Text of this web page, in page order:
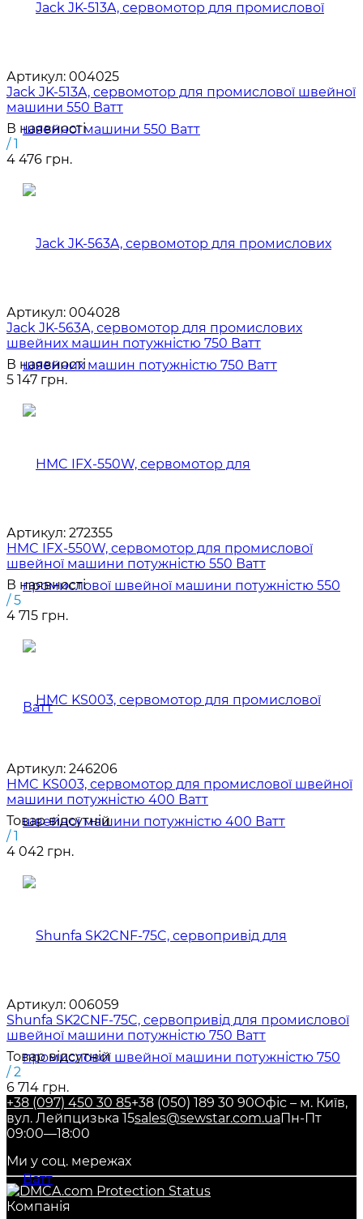
Артикул: 004025
Jack JK-513A, сервомотор для промислової швейної
машини 550 Ватт
В наявності
/ 1
4 476 грн.
Артикул: 004028
Jack JK-563A, сервомотор для промислових
швейних машин потужністю 750 Ватт
В наявності
5 147 грн.
Артикул: 272355
HMC IFX-550W, сервомотор для промислової
швейної машини потужністю 550 Ватт
В наявності
/ 5
4 715 грн.
Артикул: 246206
HMC KS003, сервомотор для промислової швейної
машини потужністю 400 Ватт
Товар відсутній
/ 1
4 042 грн.
Артикул: 006059
Shunfa SK2CNF-75C, сервопривід для промислової
швейної машини потужністю 750 Ватт
Товар відсутній
/ 2
6 714 грн.
+38 (097) 450 30 85+38 (050) 189 30 90Офіс – м. Київ,
вул. Лейпцизька 15sales@sewstar.com.uaПн-Пт
09:00—18:00
Ми у соц. мережах
Компанія